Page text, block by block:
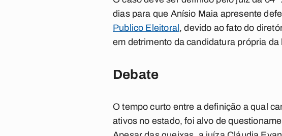
dias para que Anísio Maia apresente
Publico Eleitoral , devido ao fato do
em detrimento da candidatura própria da
Debate
O tempo curto entre a definição a qual
ativos no estado, foi alvo de